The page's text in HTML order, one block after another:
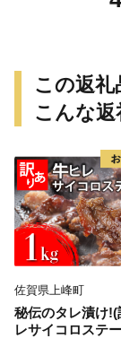
【4000品以上掲
セレクト カタロ
この返礼
こんな
佐賀県上峰町
秘伝のタレ漬け!(
レサイコロステ